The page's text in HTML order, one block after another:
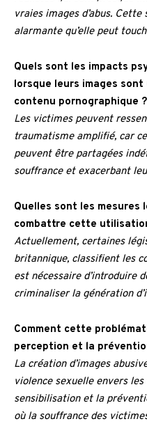
vraies images d’abus.
alarmante qu’elle peut
Quels sont les impacts
lorsque leurs images
contenu pornographique ?
Les victimes peuvent
traumatisme amplifié, car
peuvent être partagées
souffrance et exacerbant
Quelles sont les
combattre cette
Actuellement, certaines
britannique, classifient les
est nécessaire d’introduire
criminaliser la génération
Comment cette
perception et la
La création d’images
violence sexuelle envers
sensibilisation et la
où la souffrance des